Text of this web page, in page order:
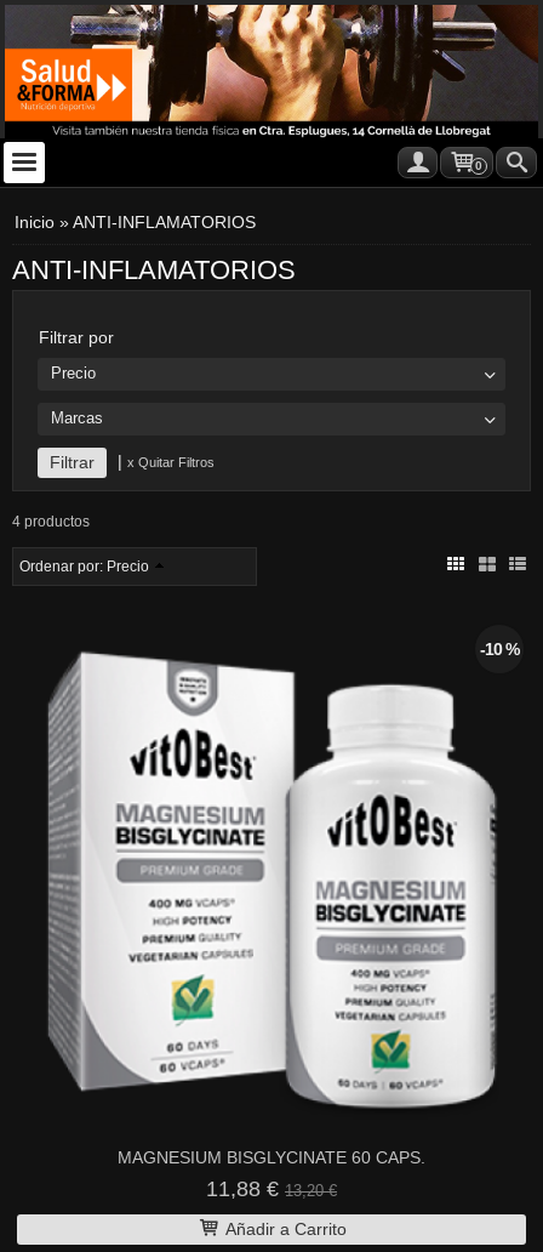
0
Inicio »ANTI-INFLAMATORIOS
ANTI-INFLAMATORIOS
Filtrar por
Precio
Marcas
| x Quitar Filtros
4 productos
Ordenar por: Precio
-10 %
MAGNESIUM BISGLYCINATE 60 CAPS.
11,88 € 13,20 €
Añadir a Carrito